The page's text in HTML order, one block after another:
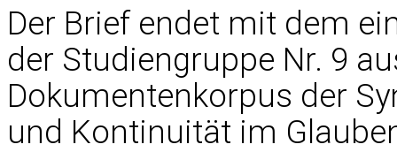
Der Brief endet mit dem
der Studiengruppe Nr. 9
Dokumentenkorpus der
und Kontinuität im